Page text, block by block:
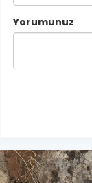
Yorumunuz